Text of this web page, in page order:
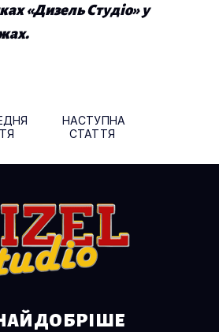
«Дизель Студіо» у
НАСТУПНА
СТАТТЯ